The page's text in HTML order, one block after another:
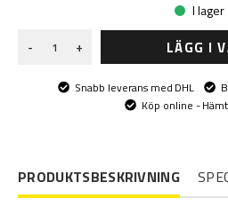
I lager
-
+ LÄGG I
Snabb leverans med DHL
Köp online -
PRODUKTSBESKRIVNING